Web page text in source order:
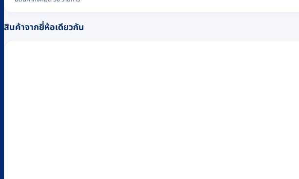
สินค้าจากยี่ห้อเดียวกัน